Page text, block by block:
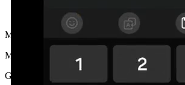
MG
María G.
Girona